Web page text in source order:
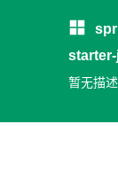
暂无描述